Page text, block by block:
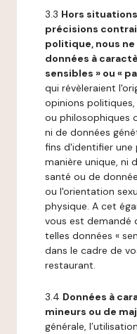
3.3 Hors
précisions
politique, nous
données à
sensibles » ou «
qui révèleraient
opinions
ou philosophiques
ni de données
fins d'identifier une
manière unique, ni
santé ou de
ou l'orientation
physique. A cet
vous est demandé
telles données «
dans le cadre de
restaurant.
3.4 Données à
mineurs ou de
générale,